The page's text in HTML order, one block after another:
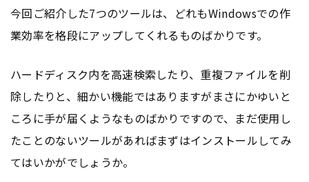
今回ご紹介した7つのツールは、どれもWindowsでの作
業効率を格段にアップしてくれるものばかりです。
ハードディスク内を高速検索したり、重複ファイルを削
除したりと、細かい機能ではありますがまさにかゆいと
ころに手が届くようなものばかりですので、まだ使用し
たことのないツールがあればまずはインストールしてみ
てはいかがでしょうか。